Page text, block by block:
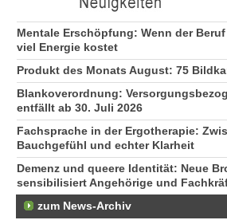
Mentale Erschöpfung: Wenn der
viel Energie kostet
Produkt des Monats August: 75
Blankoverordnung:
entfällt ab 30. Juli 2026
Fachsprache in der Ergotherapie:
Bauchgefühl und echter Klarheit
Demenz und queere Identität: Neue
sensibilisiert Angehörige und
zum News-Archiv